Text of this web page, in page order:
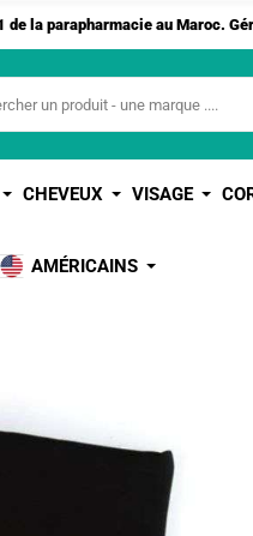
de la parapharmacie au Maroc.
CHEVEUX VISAGE
AMÉRICAINS